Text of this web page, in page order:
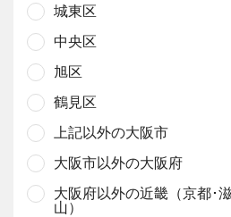
城東区
中央区
旭区
鶴見区
上記以外の大阪市
大阪市以外の大阪府
大阪府以外の近畿（京都･
山）